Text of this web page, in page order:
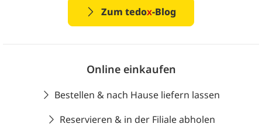
Zum tedox-Blog
Online einkaufen
Bestellen & nach Hause liefern lassen
Reservieren & in der Filiale abholen